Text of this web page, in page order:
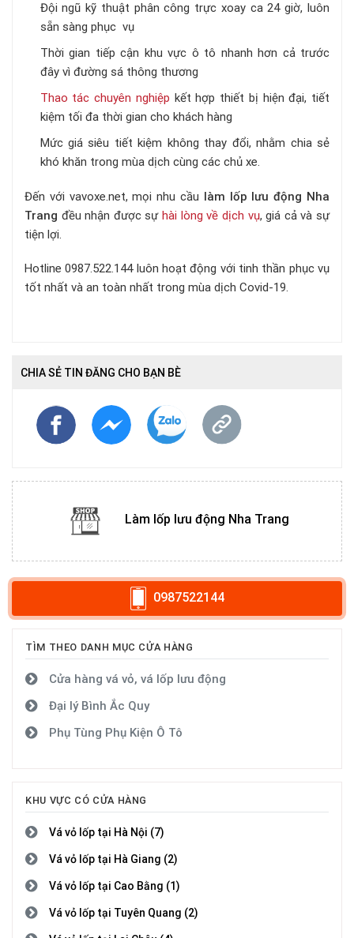
Đội ngũ kỹ thuật phân công trực xoay ca 24 giờ, luôn
sẵn sàng phục vụ
Thời gian tiếp cận khu vực ô tô nhanh hơn cả trước
đây vì đường sá thông thương
Thao tác chuyên nghiệp kết hợp thiết bị hiện đại, tiết
kiệm tối đa thời gian cho khách hàng
Mức giá siêu tiết kiệm không thay đổi, nhằm chia sẻ
khó khăn trong mùa dịch cùng các chủ xe.
Đến với vavoxe.net, mọi nhu cầu làm lốp lưu động Nha
Trang đều nhận được sựhài lòng về dịch vụ, giá cả và sự
tiện lợi.
Hotline 0987.522.144 luôn hoạt động với tinh thần phục vụ
tốt nhất và an toàn nhất trong mùa dịch Covid-19.
CHIA SẺ TIN ĐĂNG CHO BẠN BÈ
Làm lốp lưu động Nha Trang
0987522144
TÌM THEO DANH MỤC CỬA HÀNG
Cửa hàng vá vỏ, vá lốp lưu động
Đại lý Bình Ắc Quy
Phụ Tùng Phụ Kiện Ô Tô
KHU VỰC CÓ CỬA HÀNG
Vá vỏ lốp tại Hà Nội (7)
Vá vỏ lốp tại Hà Giang (2)
Vá vỏ lốp tại Cao Bằng (1)
Vá vỏ lốp tại Tuyên Quang (2)